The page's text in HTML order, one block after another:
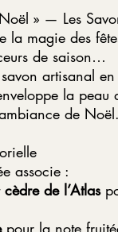
» — Les
la magie des
de saison…
artisanal
la peau
de Noël.
associe :
cèdre de l’Atlas
pour la note